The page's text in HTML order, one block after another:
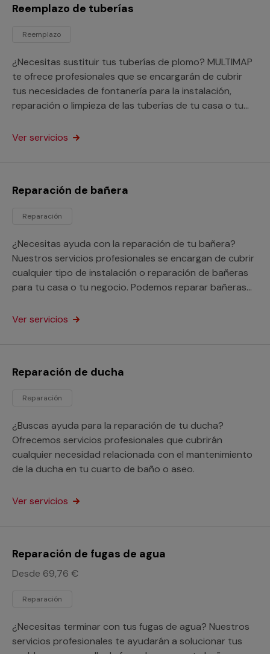
Reemplazo de tuberías
Reemplazo
¿Necesitas sustituir tus tuberías de plomo? MULTIMAP
te ofrece profesionales que se encargarán de cubrir
tus necesidades de fontanería para la instalación,
reparación o limpieza de las tuberías de tu casa o tu
Ver servicios
Reparación de bañera
Reparación
¿Necesitas ayuda con la reparación de tu bañera?
Nuestros servicios profesionales se encargan de cubrir
cualquier tipo de instalación o reparación de bañeras
para tu casa o tu negocio. Podemos reparar bañeras
los agujeros y fugas que tenga.
Ver servicios
Reparación de ducha
Reparación
¿Buscas ayuda para la reparación de tu ducha?
Ofrecemos servicios profesionales que cubrirán
cualquier necesidad relacionada con el mantenimiento
de la ducha en tu cuarto de baño o aseo.
Ver servicios
Reparación de fugas de agua
Desde 69,76 €
Reparación
¿Necesitas terminar con tus fugas de agua? Nuestros
servicios profesionales te ayudarán a solucionar tus